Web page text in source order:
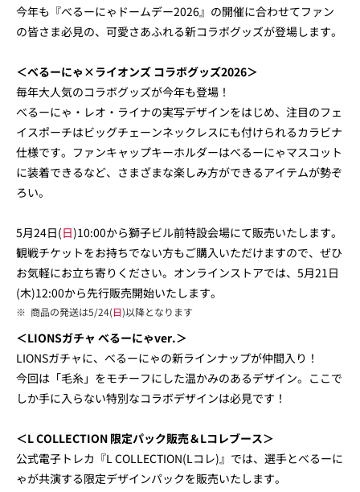
今年も『べるーにゃドームデー2026』の開催に合わせてファン
の皆さま必見の、可愛さあふれる新コラボグッズが登場します。
＜べるーにゃ×ライオンズ コラボグッズ2026＞
毎年大人気のコラボグッズが今年も登場！
べるーにゃ・レオ・ライナの実写デザインをはじめ、注目のフェ
イスポーチはビッグチェーンネックレスにも付けられるカラビナ
仕様です。ファンキャップキーホルダーはべるーにゃマスコット
に装着できるなど、さまざまな楽しみ方ができるアイテムが勢ぞ
ろい。
5月24日(日)10:00から獅子ビル前特設会場にて販売いたします。
観戦チケットをお持ちでない方もご購入いただけますので、ぜひ
お気軽にお立ち寄りください。オンラインストアでは、5月21日
(木)12:00から先行販売開始いたします。
※ 商品の発送は5/24(日)以降となります
＜LIONSガチャ べるーにゃver.＞
LIONSガチャに、べるーにゃの新ラインナップが仲間入り！
今回は「毛糸」をモチーフにした温かみのあるデザイン。ここで
しか手に入らない特別なコラボデザインは必見です！
＜L COLLECTION 限定パック販売＆Lコレブース＞
公式電子トレカ『L COLLECTION(Lコレ)』では、選手とべるーに
ゃが共演する限定デザインパックを販売いたします。